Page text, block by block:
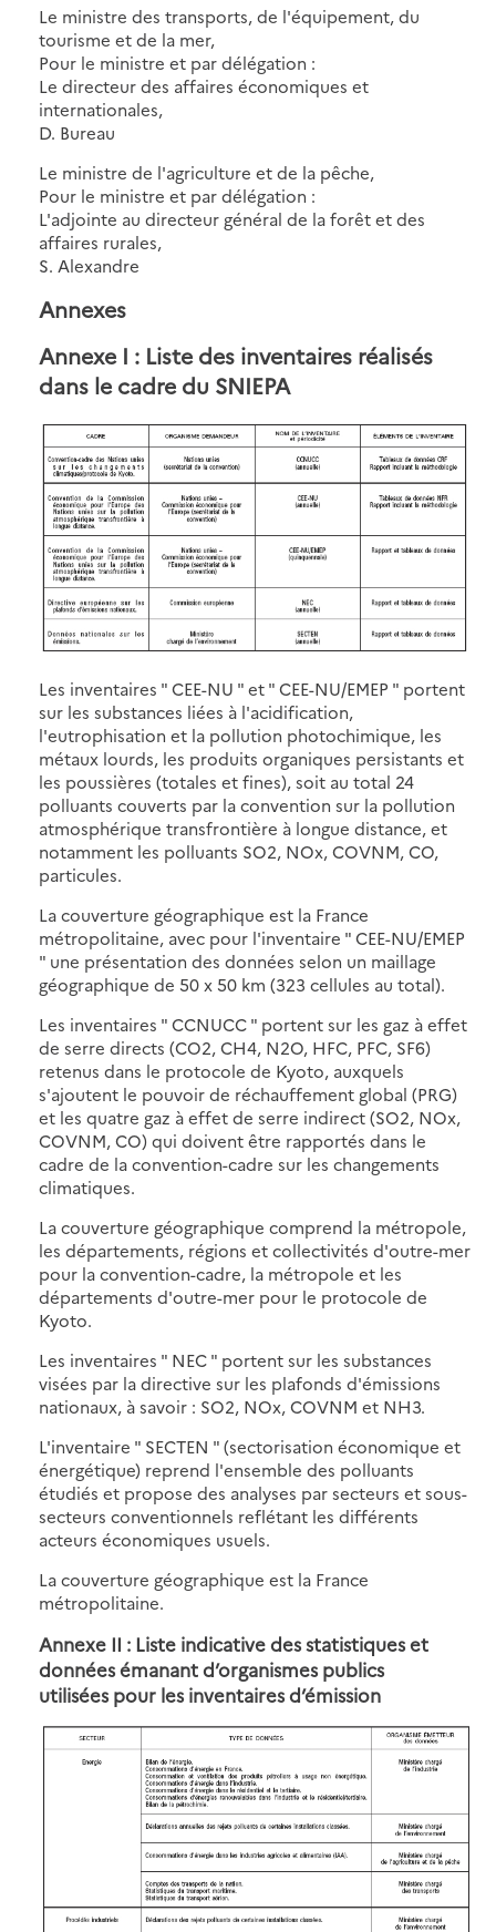
Le ministre des transports, de l'équipement, du
tourisme et de la mer,
Pour le ministre et par délégation :
Le directeur des affaires économiques et
internationales,
D. Bureau
Le ministre de l'agriculture et de la pêche,
Pour le ministre et par délégation :
L'adjointe au directeur général de la forêt et des
affaires rurales,
S. Alexandre
Annexes
Annexe I : Liste des inventaires réalisés
dans le cadre du SNIEPA
Les inventaires " CEE-NU " et " CEE-NU/EMEP " portent
sur les substances liées à l'acidification,
l'eutrophisation et la pollution photochimique, les
métaux lourds, les produits organiques persistants et
les poussières (totales et fines), soit au total 24
polluants couverts par la convention sur la pollution
atmosphérique transfrontière à longue distance, et
notamment les polluants SO2, NOx, COVNM, CO,
particules.
La couverture géographique est la France
métropolitaine, avec pour l'inventaire " CEE-NU/EMEP
" une présentation des données selon un maillage
géographique de 50 x 50 km (323 cellules au total).
Les inventaires " CCNUCC " portent sur les gaz à effet
de serre directs (CO2, CH4, N2O, HFC, PFC, SF6)
retenus dans le protocole de Kyoto, auxquels
s'ajoutent le pouvoir de réchauffement global (PRG)
et les quatre gaz à effet de serre indirect (SO2, NOx,
COVNM, CO) qui doivent être rapportés dans le
cadre de la convention-cadre sur les changements
climatiques.
La couverture géographique comprend la métropole,
les départements, régions et collectivités d'outre-mer
pour la convention-cadre, la métropole et les
départements d'outre-mer pour le protocole de
Kyoto.
Les inventaires " NEC " portent sur les substances
visées par la directive sur les plafonds d'émissions
nationaux, à savoir : SO2, NOx, COVNM et NH3.
L'inventaire " SECTEN " (sectorisation économique et
énergétique) reprend l'ensemble des polluants
étudiés et propose des analyses par secteurs et sous-
secteurs conventionnels reflétant les différents
acteurs économiques usuels.
La couverture géographique est la France
métropolitaine.
Annexe II : Liste indicative des statistiques et
données émanant d’organismes publics
utilisées pour les inventaires d’émission